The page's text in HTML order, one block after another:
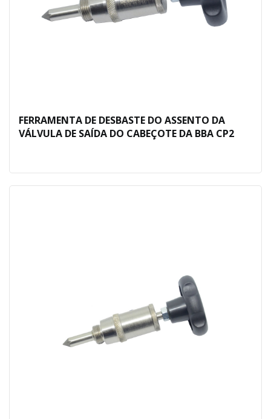
FERRAMENTA DE DESBASTE DO ASSENTO DA
VÁLVULA DE SAÍDA DO CABEÇOTE DA BBA CP2